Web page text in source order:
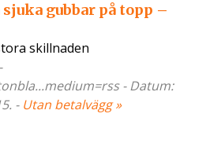
sjuka gubbar på topp –
skillnaden
- Datum:
- Utan betalvägg »